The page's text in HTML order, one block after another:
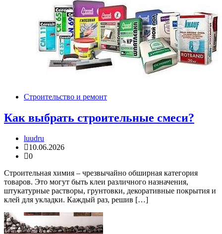
Строительство и ремонт
Как выбрать строительные смеси?
luudru
10.06.2026
0
Строительная химия – чрезвычайно обширная категория
товаров. Это могут быть клеи различного назначения,
штукатурные растворы, грунтовки, декоративные покрытия и
клей для укладки. Каждый раз, решив […]